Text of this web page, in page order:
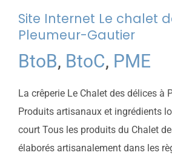
Site Internet Le chalet
Pleumeur-Gautier
BtoB, BtoC, PME
La crêperie Le Chalet des délices à
Produits artisanaux et ingrédients
court Tous les produits du Chalet
élaborés artisanalement dans les